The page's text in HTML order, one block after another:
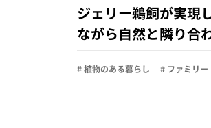
ジェリー鵜飼が実現
ながら自然と隣り合
# 植物のある暮らし # ファミリー